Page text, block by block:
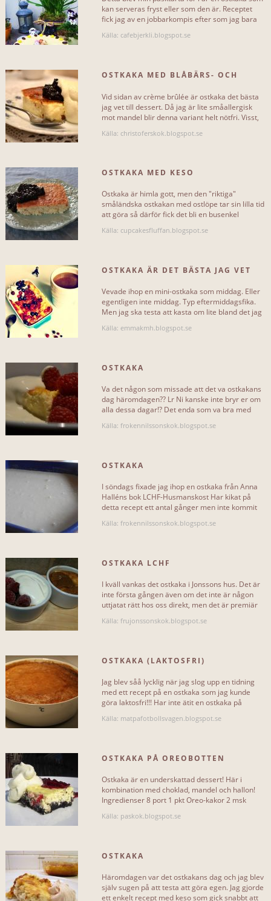
Lätt 18
Medium
Svårt
CHEFS
UNDERKATEGORIERNA
Ostkaka lchf
SAJTER & BLOGGAR
cafebjerkli
mat365
elenasrecept 2
frokennilssonskok
arla
cupcakesfluffan 1
amyspieceofcake
kan serveras fryst eller som den är. Receptet
fick jag av en jobbarkompis efter som jag bara
Källa: cafebjerkli.blogspot.se
OSTKAKA MED BLÅBÄRS- OCH
Vid sidan av crème brûlée är ostkaka det bästa
jag vet till dessert. Då jag är lite småallergisk
mot mandel blir denna variant helt nötfri. Visst,
Källa: christoferskok.blogspot.se
OSTKAKA MED KESO
Ostkaka är himla gott, men den "riktiga"
småländska ostkakan med ostlöpe tar sin lilla tid
att göra så därför fick det bli en busenkel
Källa: cupcakesfluffan.blogspot.se
OSTKAKA ÄR DET BÄSTA JAG VET
Vevade ihop en mini-ostkaka som middag. Eller
egentligen inte middag. Typ eftermiddagsfika.
Men jag ska testa att kasta om lite bland det jag
Källa: emmakmh.blogspot.se
OSTKAKA
Va det någon som missade att det va ostkakans
dag häromdagen?? Lr Ni kanske inte bryr er om
alla dessa dagar!? Det enda som va bra med
Källa: frokennilssonskok.blogspot.se
OSTKAKA
I söndags fixade jag ihop en ostkaka från Anna
Halléns bok LCHF-Husmanskost Har kikat på
detta recept ett antal gånger men inte kommit
Källa: frokennilssonskok.blogspot.se
OSTKAKA LCHF
I kväll vankas det ostkaka i Jonssons hus. Det är
inte första gången även om det inte är någon
uttjatat rätt hos oss direkt, men det är premiär
Källa: frujonssonskok.blogspot.se
OSTKAKA (LAKTOSFRI)
Jag blev såå lycklig när jag slog upp en tidning
med ett recept på en ostkaka som jag kunde
göra laktosfri!!! Har inte ätit en ostkaka på
Källa: matpafotbollsvagen.blogspot.se
OSTKAKA PÅ OREOBOTTEN
Ostkaka är en underskattad dessert! Här i
kombination med choklad, mandel och hallon!
Ingredienser 8 port 1 pkt Oreo-kakor 2 msk
Källa: paskok.blogspot.se
OSTKAKA
Häromdagen var det ostkakans dag och jag blev
själv sugen på att testa att göra egen. Jag gjorde
ett enkelt recept med keso som gick snabbt att